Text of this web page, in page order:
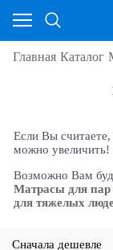
Главная Каталог
Если Вы считаете,
можно
Возможно Вам
Матрасы для пар
для тяжелых
Сначала дешевле